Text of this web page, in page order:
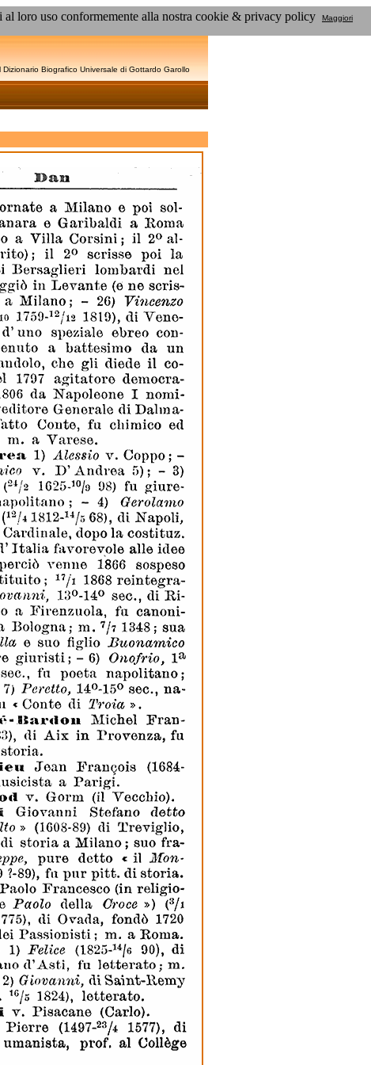
loro uso conformemente alla nostra cookie & privacy policy
Maggiori
Dizionario Biografico Universale di Gottardo Garollo